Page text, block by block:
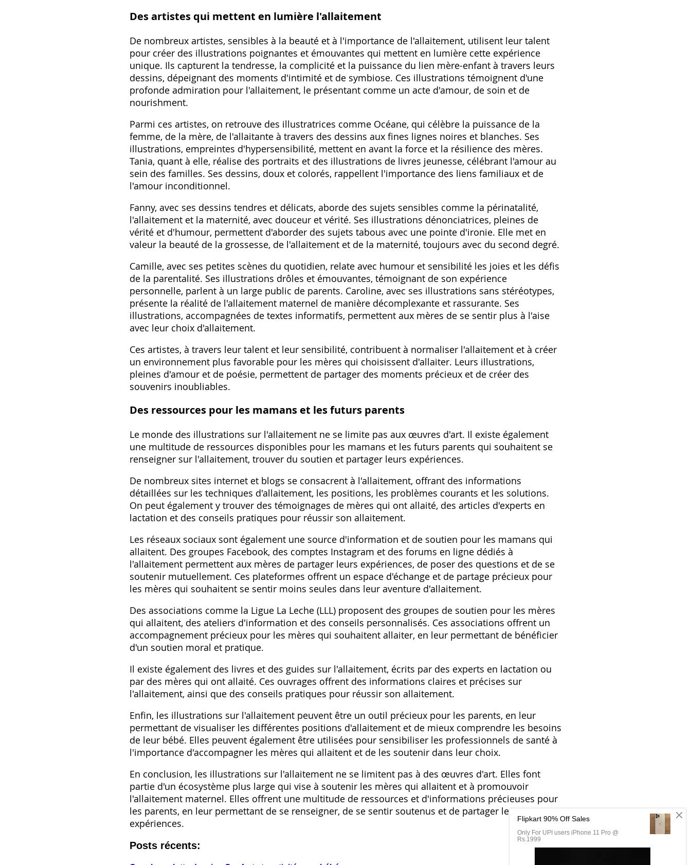
Des artistes qui mettent en lumière l'allaitement
De nombreux artistes, sensibles à la beauté et à l'importance de l'allaitement, utilisent leur talent
pour créer des illustrations poignantes et émouvantes qui mettent en lumière cette expérience
unique. Ils capturent la tendresse, la complicité et la puissance du lien mère-enfant à travers leurs
dessins, dépeignant des moments d'intimité et de symbiose. Ces illustrations témoignent d'une
profonde admiration pour l'allaitement, le présentant comme un acte d'amour, de soin et de
nourishment.
Parmi ces artistes, on retrouve des illustratrices comme Océane, qui célèbre la puissance de la
femme, de la mère, de l'allaitante à travers des dessins aux fines lignes noires et blanches. Ses
illustrations, empreintes d'hypersensibilité, mettent en avant la force et la résilience des mères.
Tania, quant à elle, réalise des portraits et des illustrations de livres jeunesse, célébrant l'amour au
sein des familles. Ses dessins, doux et colorés, rappellent l'importance des liens familiaux et de
l'amour inconditionnel.
Fanny, avec ses dessins tendres et délicats, aborde des sujets sensibles comme la périnatalité,
l'allaitement et la maternité, avec douceur et vérité. Ses illustrations dénonciatrices, pleines de
vérité et d'humour, permettent d'aborder des sujets tabous avec une pointe d'ironie. Elle met en
valeur la beauté de la grossesse, de l'allaitement et de la maternité, toujours avec du second degré.
Camille, avec ses petites scènes du quotidien, relate avec humour et sensibilité les joies et les défis
de la parentalité. Ses illustrations drôles et émouvantes, témoignant de son expérience
personnelle, parlent à un large public de parents. Caroline, avec ses illustrations sans stéréotypes,
présente la réalité de l'allaitement maternel de manière décomplexante et rassurante. Ses
illustrations, accompagnées de textes informatifs, permettent aux mères de se sentir plus à l'aise
avec leur choix d'allaitement.
Ces artistes, à travers leur talent et leur sensibilité, contribuent à normaliser l'allaitement et à créer
un environnement plus favorable pour les mères qui choisissent d'allaiter. Leurs illustrations,
pleines d'amour et de poésie, permettent de partager des moments précieux et de créer des
souvenirs inoubliables.
Des ressources pour les mamans et les futurs parents
Le monde des illustrations sur l'allaitement ne se limite pas aux œuvres d'art. Il existe également
une multitude de ressources disponibles pour les mamans et les futurs parents qui souhaitent se
renseigner sur l'allaitement, trouver du soutien et partager leurs expériences.
De nombreux sites internet et blogs se consacrent à l'allaitement, offrant des informations
détaillées sur les techniques d'allaitement, les positions, les problèmes courants et les solutions.
On peut également y trouver des témoignages de mères qui ont allaité, des articles d'experts en
lactation et des conseils pratiques pour réussir son allaitement.
Les réseaux sociaux sont également une source d'information et de soutien pour les mamans qui
allaitent. Des groupes Facebook, des comptes Instagram et des forums en ligne dédiés à
l'allaitement permettent aux mères de partager leurs expériences, de poser des questions et de se
soutenir mutuellement. Ces plateformes offrent un espace d'échange et de partage précieux pour
les mères qui souhaitent se sentir moins seules dans leur aventure d'allaitement.
Des associations comme la Ligue La Leche (LLL) proposent des groupes de soutien pour les mères
qui allaitent, des ateliers d'information et des conseils personnalisés. Ces associations offrent un
accompagnement précieux pour les mères qui souhaitent allaiter, en leur permettant de bénéficier
d'un soutien moral et pratique.
Il existe également des livres et des guides sur l'allaitement, écrits par des experts en lactation ou
par des mères qui ont allaité. Ces ouvrages offrent des informations claires et précises sur
l'allaitement, ainsi que des conseils pratiques pour réussir son allaitement.
Enfin, les illustrations sur l'allaitement peuvent être un outil précieux pour les parents, en leur
permettant de visualiser les différentes positions d'allaitement et de mieux comprendre les besoins
de leur bébé. Elles peuvent également être utilisées pour sensibiliser les professionnels de santé à
l'importance d'accompagner les mères qui allaitent et de les soutenir dans leur choix.
En conclusion, les illustrations sur l'allaitement ne se limitent pas à des œuvres d'art. Elles font
partie d'un écosystème plus large qui vise à soutenir les mères qui allaitent et à promouvoir
l'allaitement maternel. Elles offrent une multitude de ressources et d'informations précieuses pour
les parents, en leur permettant de se renseigner, de se sentir soutenus et de partager leurs
expériences.
Posts récents: